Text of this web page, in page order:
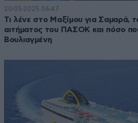
20·05·2025 06:47
Τι λένε στο Μαξίμου για Σαμαρά,
αιτήματος του ΠΑΣΟΚ και πόσο
Βουλιαγμένη